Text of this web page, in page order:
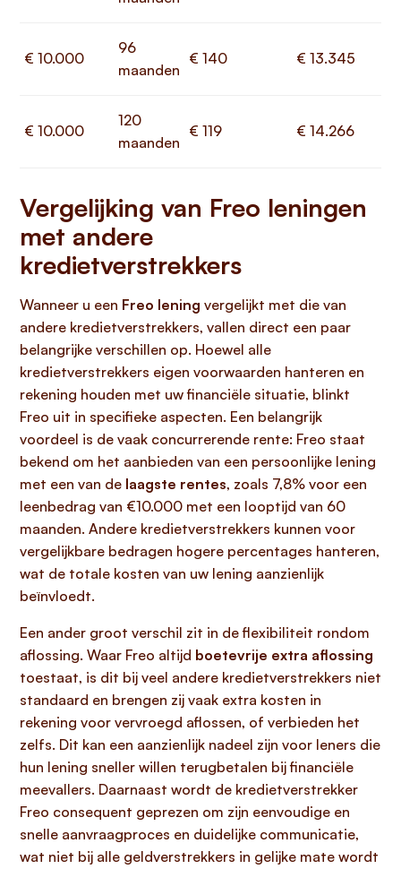
€ 10.000
96
maanden
€ 140 € 13.345
€ 10.000
120
maanden
€ 119 € 14.266
Vergelijking van Freo leningen
met andere
kredietverstrekkers
Wanneer u een Freo lening vergelijkt met die van
andere kredietverstrekkers, vallen direct een paar
belangrijke verschillen op. Hoewel alle
kredietverstrekkers eigen voorwaarden hanteren en
rekening houden met uw financiële situatie, blinkt
Freo uit in specifieke aspecten. Een belangrijk
voordeel is de vaak concurrerende rente: Freo staat
bekend om het aanbieden van een persoonlijke lening
met een van de laagste rentes, zoals 7,8% voor een
leenbedrag van €10.000 met een looptijd van 60
maanden. Andere kredietverstrekkers kunnen voor
vergelijkbare bedragen hogere percentages hanteren,
wat de totale kosten van uw lening aanzienlijk
beïnvloedt.
Een ander groot verschil zit in de flexibiliteit rondom
aflossing. Waar Freo altijd boetevrije extra aflossing
toestaat, is dit bij veel andere kredietverstrekkers niet
standaard en brengen zij vaak extra kosten in
rekening voor vervroegd aflossen, of verbieden het
zelfs. Dit kan een aanzienlijk nadeel zijn voor leners die
hun lening sneller willen terugbetalen bij financiële
meevallers. Daarnaast wordt de kredietverstrekker
Freo consequent geprezen om zijn eenvoudige en
snelle aanvraagproces en duidelijke communicatie,
wat niet bij alle geldverstrekkers in gelijke mate wordt